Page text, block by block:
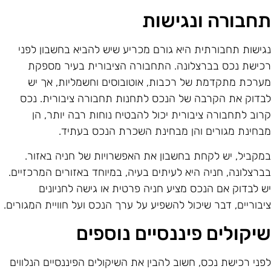
ונגישות
תחבורתית היא גורם מכריע שיש להביא בחשבון לפני
נכס בברצלונה. התחבורה הציבורית בעיר מספקת
מתקדמת של רכבות, אוטובוסים וחשמליות, אך יש
את הקרבה של הנכס לתחנות תחבורה ציבורית. נכס
לתחבורה ציבורית יכול להבטיח נוחות רבה יותר, הן
מגורים והן מבחינת השכרת הנכס בעתיד.
יש לקחת בחשבון את האפשרויות של חניה באזור.
חניה היא לעיתים בעיה, במיוחד באזורים המרכזיים.
לבדוק אם הנכס מציע חניה פרטית או גישה לחניונים
דבר שיכול להשפיע על ערך הנכס ועל חוויית המגורים.
פיננסיים נוספים
רכישת נכס, חשוב להבין את השיקולים הפיננסיים הנלווים